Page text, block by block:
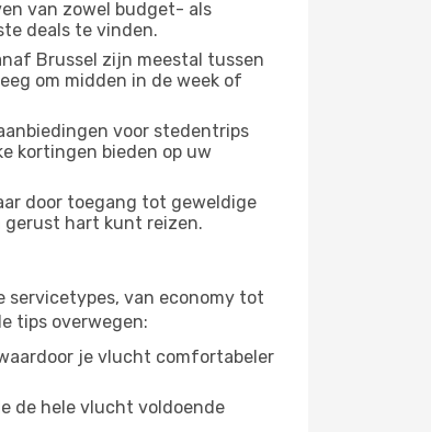
van zowel budget- als
deals te vinden.
Brussel zijn meestal tussen
om midden in de week of
voor stedentrips
kortingen bieden op uw
door toegang tot geweldige
gerust hart kunt reizen.
servicetypes, van economy tot
tips overwegen:
je vlucht comfortabeler
de hele vlucht voldoende